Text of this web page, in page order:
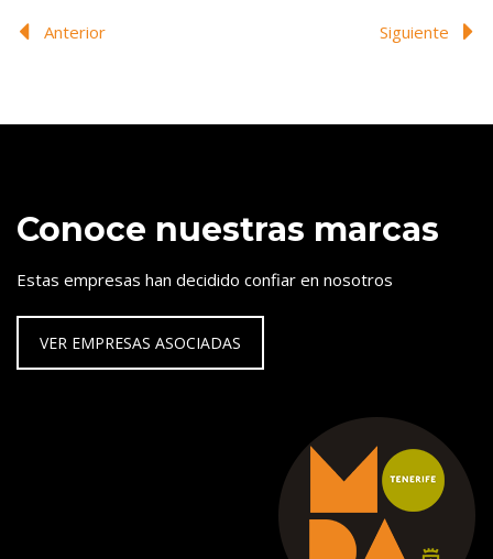
Anterior Siguiente
Conoce nuestras marcas
Estas empresas han decidido confiar en nosotros
VER EMPRESAS ASOCIADAS